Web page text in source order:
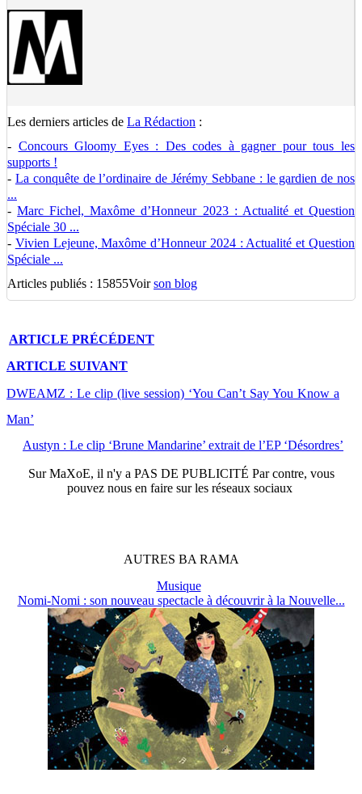
Les derniers articles de La Rédaction :
- Concours Gloomy Eyes : Des codes à gagner pour tous les
supports !
- La conquête de l’ordinaire de Jérémy Sebbane : le gardien de nos
...
-Marc Fichel, Maxôme d’Honneur 2023 : Actualité et Question
Spéciale 30 ...
- Vivien Lejeune, Maxôme d’Honneur 2024 : Actualité et Question
Spéciale ...
Articles publiés : 15855Voirson blog
ARTICLE PRÉCÉDENT
ARTICLE SUIVANT
DWEAMZ : Le clip (live session) ‘You Can’t Say You Know a
Man’
Austyn : Le clip ‘Brune Mandarine’ extrait de l’EP ‘Désordres’
SurMaXoE, il n'y a PAS DE PUBLICITÉ Par contre, vous
pouvez nous en faire sur les réseaux sociaux
AUTRES BA RAMA
Musique
Nomi-Nomi : son nouveau spectacle à découvrir à la Nouvelle...